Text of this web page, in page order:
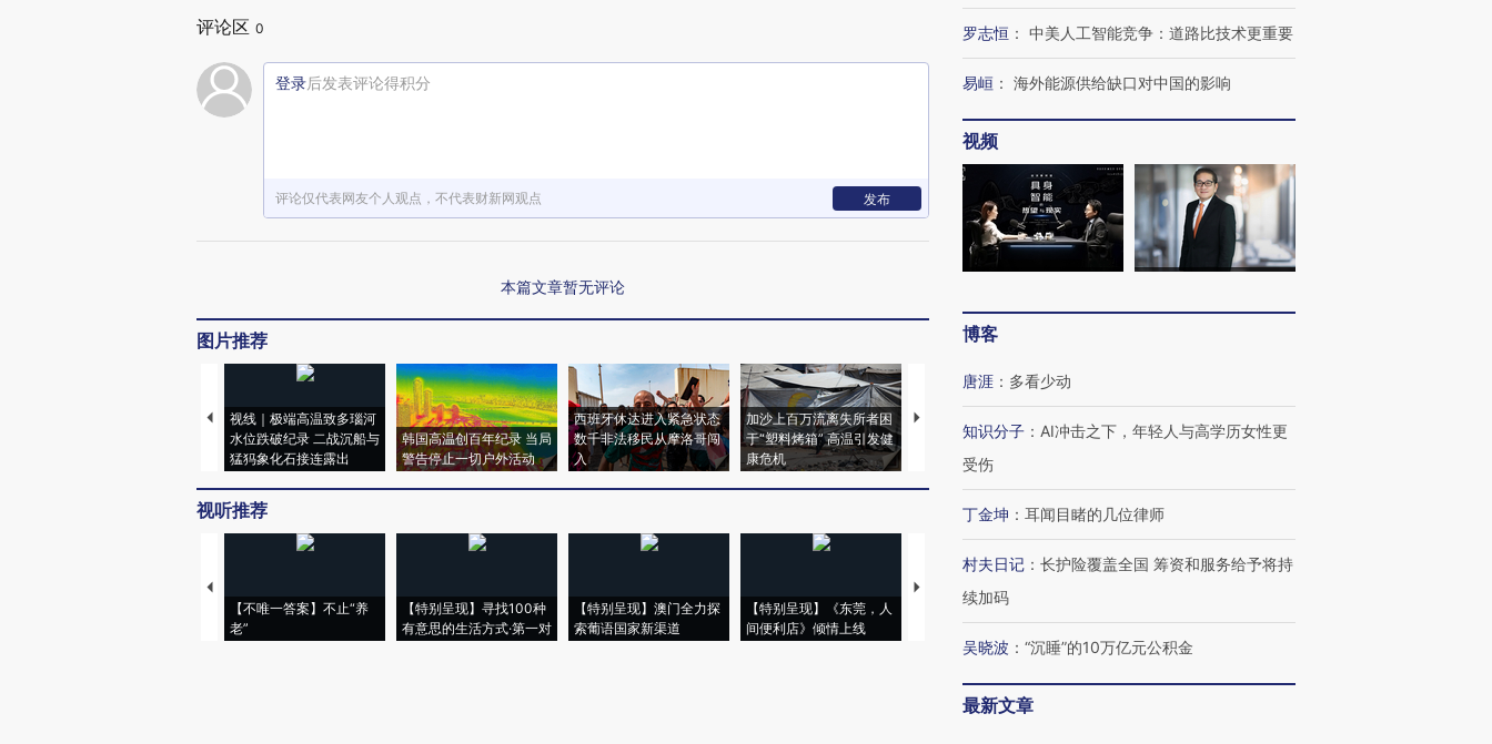
评论区 0
登录后发表评论得积分
评论仅代表网友个人观点，不代表财新网观点 发布
本篇文章暂无评论
图片推荐
视线｜极端高温致多瑙河
水位跌破纪录 二战沉船与
猛犸象化石接连露出
韩国高温创百年纪录 当局
警告停止一切户外活动
西班牙休达进入紧急状态
数千非法移民从摩洛哥闯
入
加沙上百万流离失所者困
于“塑料烤箱” 高温引发健
康危机
视线｜HYROX的吸金
术：是什么让中产们甘
心“花钱找虐”？
粒摇头丸 尿检体内含3种
度Z世代 用街头抗争将教
视听推荐
【不唯一答案】不止“养
老”
【特别呈现】寻找100种
有意思的生活方式·第一对
【特别呈现】澳门全力探
索葡语国家新渠道
【特别呈现】《东莞，人
间便利店》倾情上线
【推广】走进第四届链博
会，让数智科技“链”接产
有意思的生活方式·第三对
住三大增长引擎是什么？
罗志恒 ： 中美人工智能竞争：道路比技术更重要
易峘 ： 海外能源供给缺口对中国的影响
视频
博客
唐涯 ： 多看少动
知识分子 ： AI冲击之下，年轻人与高学历女性更
受伤
丁金坤 ： 耳闻目睹的几位律师
村夫日记 ： 长护险覆盖全国 筹资和服务给予将持
续加码
吴晓波 ： “沉睡”的10万亿元公积金
最新文章